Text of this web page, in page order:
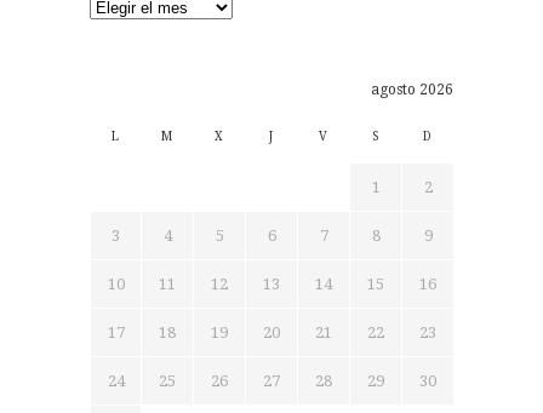
Archivos
agosto 2026
L M X J V S D
1 2
3 4 5 6 7 8 9
10 11 12 13 14 15 16
17 18 19 20 21 22 23
24 25 26 27 28 29 30